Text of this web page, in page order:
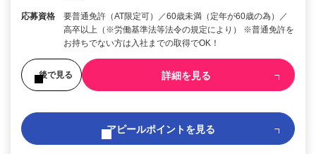
応募資格
要普通免許（AT限定可）／60歳未満（定年が60歳の為）／
高卒以上（※労働基準法等法令の規定により） ※普通免許を
お持ちでない方は入社までの取得でOK！
後で見る 詳細を見る
アピールポイントを見る